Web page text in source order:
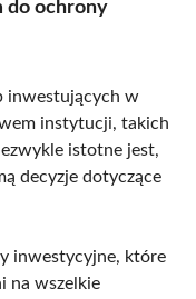
do ochrony
inwestujących w
instytucji, takich
istotne jest,
decyzje dotyczące
inwestycyjne, które
na wszelkie